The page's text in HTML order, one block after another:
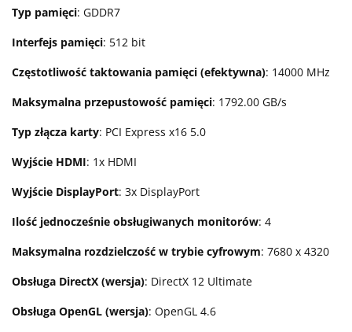
Typ pamięci: GDDR7
Interfejs pamięci: 512 bit
Częstotliwość taktowania pamięci (efektywna): 14000 MHz
Maksymalna przepustowość pamięci: 1792.00 GB/s
Typ złącza karty: PCI Express x16 5.0
Wyjście HDMI: 1x HDMI
Wyjście DisplayPort: 3x DisplayPort
Ilość jednocześnie obsługiwanych monitorów: 4
Maksymalna rozdzielczość w trybie cyfrowym: 7680 x 4320
Obsługa DirectX (wersja): DirectX 12 Ultimate
Obsługa OpenGL (wersja): OpenGL 4.6